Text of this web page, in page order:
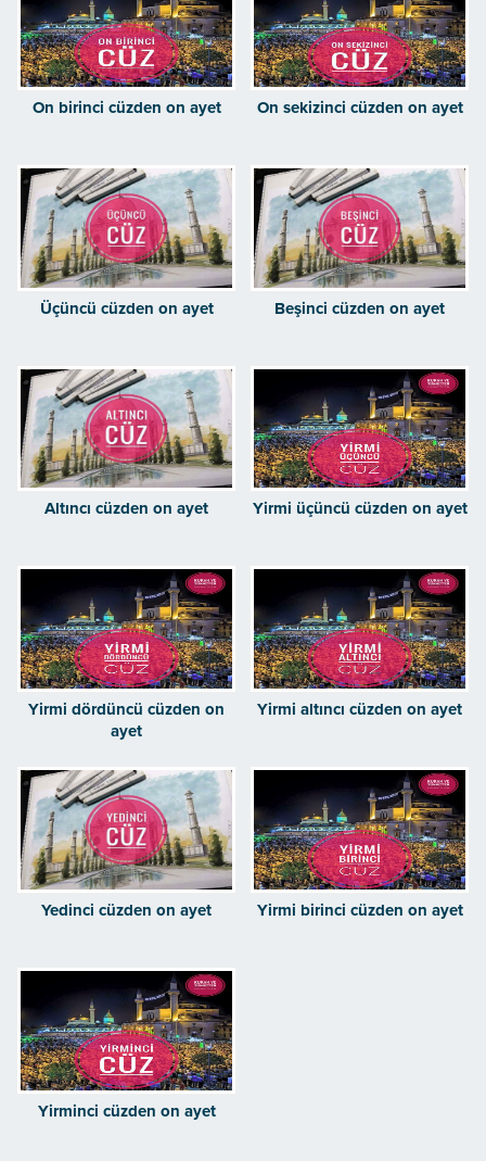
On birinci cüzden on ayet On sekizinci cüzden on ayet
Üçüncü cüzden on ayet Beşinci cüzden on ayet
Altıncı cüzden on ayet Yirmi üçüncü cüzden on ayet
Yirmi dördüncü cüzden on
ayet
Yirmi altıncı cüzden on ayet
Yedinci cüzden on ayet Yirmi birinci cüzden on ayet
Yirminci cüzden on ayet